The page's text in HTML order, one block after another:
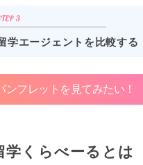
学エージェントを比較する
ンフレットを見てみたい！
学くらべーるとは